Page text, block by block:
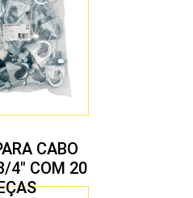
CABO
4″ COM 20